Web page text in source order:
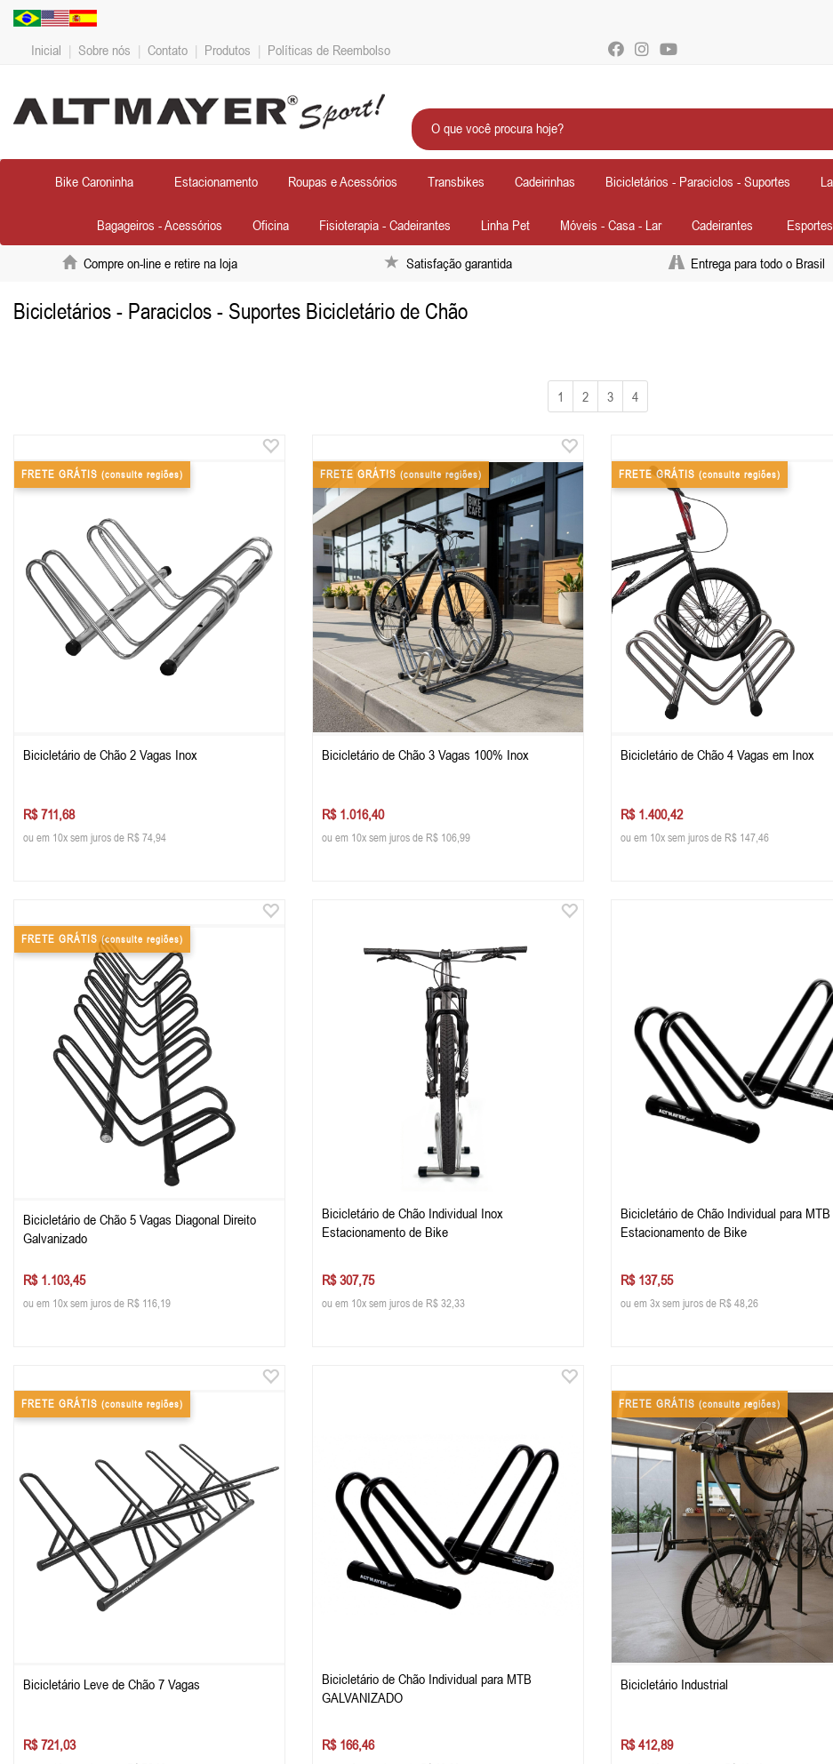
Inicial | Sobre nós | Contato | Produtos | Políticas de Reembolso
Bike Caroninha Estacionamento Roupas e Acessórios Transbikes Cadeirinhas Bicicletários - Paraciclos - Suportes
Bagageiros - Acessórios Oficina Fisioterapia - Cadeirantes Linha Pet Móveis - Casa - Lar Cadeirantes
Compre on-line e retire na loja Satisfação garantida Entrega para todo o Brasil
Bicicletários - Paraciclos - Suportes Bicicletário de Chão
1 2 3 4
FRETE GRÁTIS (consulte regiões)
Bicicletário de Chão 2 Vagas Inox
R$ 711,68
ou em 10x sem juros de R$ 74,94
FRETE GRÁTIS (consulte regiões)
Bicicletário de Chão 3 Vagas 100% Inox
R$ 1.016,40
ou em 10x sem juros de R$ 106,99
FRETE GRÁTIS (consulte regiões)
Bicicletário de Chão 4 Vagas em Inox
R$ 1.400,42
ou em 10x sem juros de R$ 147,46
FRETE GRÁTIS (consulte regiões)
Bicicletário de Chão 5 Vagas Diagonal Direito
Galvanizado
R$ 1.103,45
ou em 10x sem juros de R$ 116,19
Bicicletário de Chão Individual Inox
Estacionamento de Bike
R$ 307,75
ou em 10x sem juros de R$ 32,33
Bicicletário de Chão Individual para MTB
Estacionamento de Bike
R$ 137,55
ou em 3x sem juros de R$ 48,26
FRETE GRÁTIS (consulte regiões)
Bicicletário Leve de Chão 7 Vagas
R$ 721,03
Bicicletário de Chão Individual para MTB
GALVANIZADO
R$ 166,46
FRETE GRÁTIS (consulte regiões)
Bicicletário Industrial
R$ 412,89